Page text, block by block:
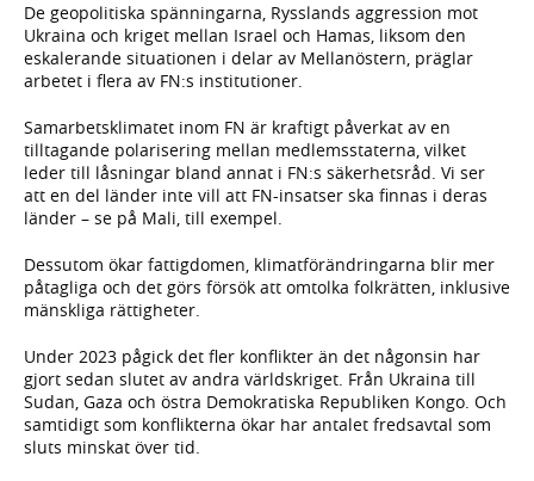
De geopolitiska spänningarna, Rysslands aggression mot
Ukraina och kriget mellan Israel och Hamas, liksom den
eskalerande situationen i delar av Mellanöstern, präglar
arbetet i flera av FN:s institutioner.
Samarbetsklimatet inom FN är kraftigt påverkat av en
tilltagande polarisering mellan medlemsstaterna, vilket
leder till låsningar bland annat i FN:s säkerhetsråd. Vi ser
att en del länder inte vill att FN-insatser ska finnas i deras
länder – se på Mali, till exempel.
Dessutom ökar fattigdomen, klimatförändringarna blir mer
påtagliga och det görs försök att omtolka folkrätten, inklusive
mänskliga rättigheter.
Under 2023 pågick det fler konflikter än det någonsin har
gjort sedan slutet av andra världskriget. Från Ukraina till
Sudan, Gaza och östra Demokratiska Republiken Kongo. Och
samtidigt som konflikterna ökar har antalet fredsavtal som
sluts minskat över tid.